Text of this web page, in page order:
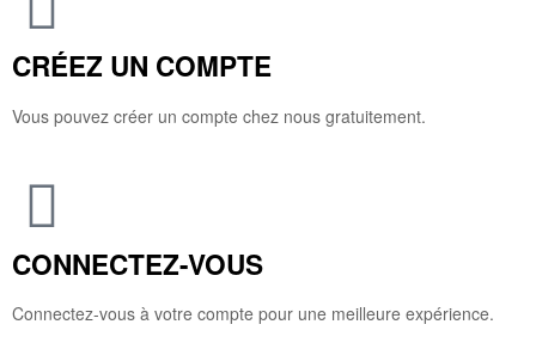
CRÉEZ UN COMPTE
Vous pouvez créer un compte chez nous gratuitement.
CONNECTEZ-VOUS
Connectez-vous à votre compte pour une meilleure expérience.